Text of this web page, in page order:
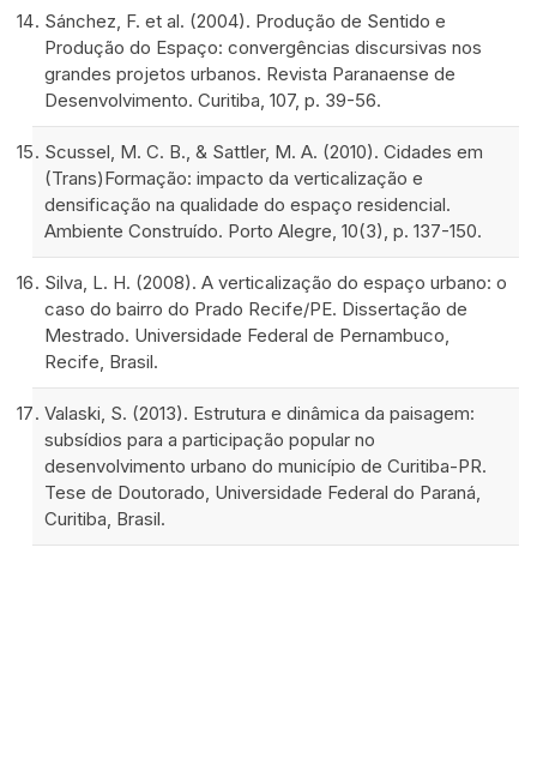
Sánchez, F. et al. (2004). Produção de Sentido e
Produção do Espaço: convergências discursivas nos
grandes projetos urbanos. Revista Paranaense de
Desenvolvimento. Curitiba, 107, p. 39-56.
Scussel, M. C. B., & Sattler, M. A. (2010). Cidades em
(Trans)Formação: impacto da verticalização e
densificação na qualidade do espaço residencial.
Ambiente Construído. Porto Alegre, 10(3), p. 137-150.
Silva, L. H. (2008). A verticalização do espaço urbano: o
caso do bairro do Prado Recife/PE. Dissertação de
Mestrado. Universidade Federal de Pernambuco,
Recife, Brasil.
Valaski, S. (2013). Estrutura e dinâmica da paisagem:
subsídios para a participação popular no
desenvolvimento urbano do município de Curitiba-PR.
Tese de Doutorado, Universidade Federal do Paraná,
Curitiba, Brasil.